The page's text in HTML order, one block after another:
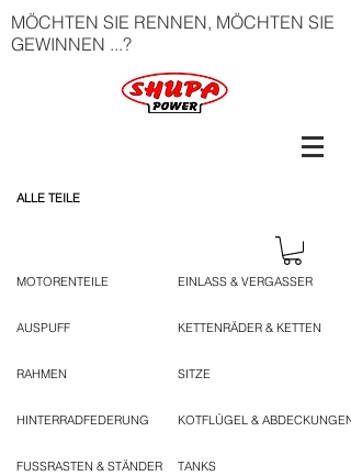
MÖCHTEN SIE RENNEN, MÖCHTEN SIE
GEWINNEN ...?
ALLE TEILE
MOTORENTEILE
AUSPUFF
RAHMEN
HINTERRADFEDERUNG
FUSSRASTEN & STÄNDER
EINLASS & VERGASSER
KETTENRÄDER & KETTEN
SITZE
KOTFLÜGEL & ABDECKUNGEN
TANKS